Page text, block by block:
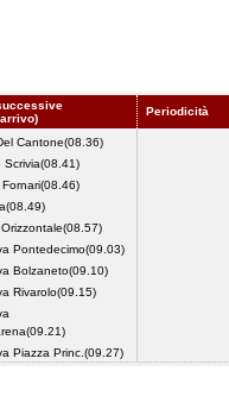
Periodicità
Cantone(08.36)
Scrivia(08.41)
Pontedecimo(09.03)
Bolzaneto(09.10)
Rivarolo(09.15)
Piazza Princ.(09.27)